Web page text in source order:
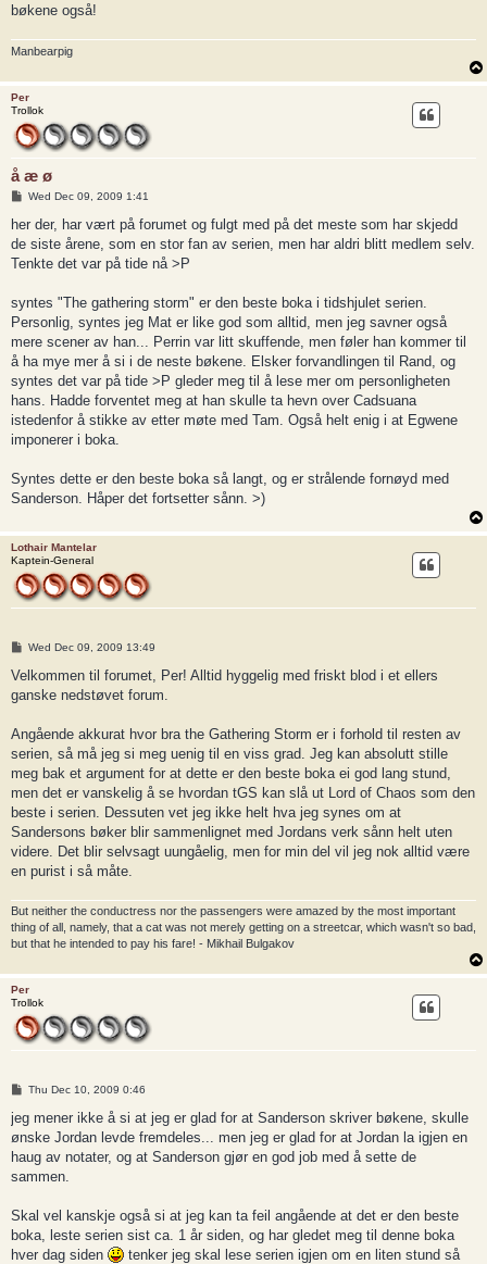
bøkene også!
Manbearpig
Per
Trollok
å æ ø
P
s
Wed Dec 09, 2009 1:41
her der, har vært på forumet og fulgt med på det meste som har skjedd
de siste årene, som en stor fan av serien, men har aldri blitt medlem selv.
Tenkte det var på tide nå >P
syntes "The gathering storm" er den beste boka i tidshjulet serien.
Personlig, syntes jeg Mat er like god som alltid, men jeg savner også
mere scener av han... Perrin var litt skuffende, men føler han kommer til
å ha mye mer å si i de neste bøkene. Elsker forvandlingen til Rand, og
syntes det var på tide >P gleder meg til å lese mer om personligheten
hans. Hadde forventet meg at han skulle ta hevn over Cadsuana
istedenfor å stikke av etter møte med Tam. Også helt enig i at Egwene
imponerer i boka.
Syntes dette er den beste boka så langt, og er strålende fornøyd med
Sanderson. Håper det fortsetter sånn. >)
Lothair Mantelar
Kaptein-General
P
s
Wed Dec 09, 2009 13:49
Velkommen til forumet, Per! Alltid hyggelig med friskt blod i et ellers
ganske nedstøvet forum.
Angående akkurat hvor bra the Gathering Storm er i forhold til resten av
serien, så må jeg si meg uenig til en viss grad. Jeg kan absolutt stille
meg bak et argument for at dette er den beste boka ei god lang stund,
men det er vanskelig å se hvordan tGS kan slå ut Lord of Chaos som den
beste i serien. Dessuten vet jeg ikke helt hva jeg synes om at
Sandersons bøker blir sammenlignet med Jordans verk sånn helt uten
videre. Det blir selvsagt uungåelig, men for min del vil jeg nok alltid være
en purist i så måte.
But neither the conductress nor the passengers were amazed by the most important
thing of all, namely, that a cat was not merely getting on a streetcar, which wasn't so bad,
but that he intended to pay his fare! - Mikhail Bulgakov
Per
Trollok
P
s
t
Thu Dec 10, 2009 0:46
jeg mener ikke å si at jeg er glad for at Sanderson skriver bøkene, skulle
ønske Jordan levde fremdeles... men jeg er glad for at Jordan la igjen en
haug av notater, og at Sanderson gjør en god job med å sette de
sammen.
Skal vel kanskje også si at jeg kan ta feil angående at det er den beste
boka, leste serien sist ca. 1 år siden, og har gledet meg til denne boka
hver dag siden
tenker jeg skal lese serien igjen om en liten stund så